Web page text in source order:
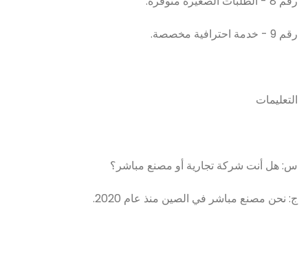
رقم 9 - خدمة احترافية مخصصة.
التعليمات
س: هل أنت شركة تجارية أو مصنع مباشر؟
ج: نحن مصنع مباشر في الصين منذ عام 2020.